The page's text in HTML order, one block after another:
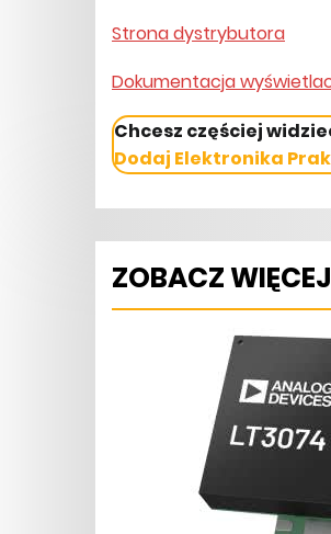
Strona dystrybutora
Dokumentacja
Chcesz częściej
Dodaj Elektronika
ZOBACZ